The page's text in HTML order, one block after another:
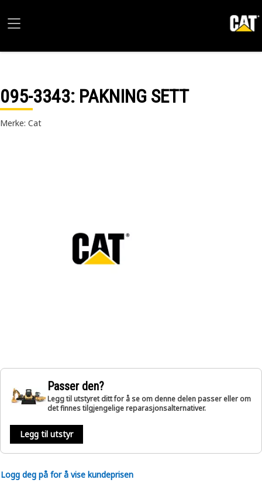
095-3343: PAKNING SETT
Merke: Cat
Passer den?
Legg til utstyret ditt for å se om denne delen passer eller om
det finnes tilgjengelige reparasjonsalternativer.
Legg til utstyr
Logg deg på for å vise kundeprisen